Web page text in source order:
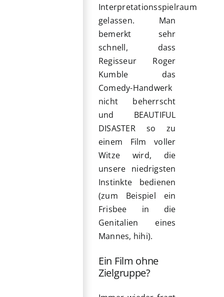
Interpretationsspielraum
gelassen. Man
bemerkt sehr
schnell, dass
Regisseur Roger
Kumble das
Comedy-Handwerk
nicht beherrscht
und BEAUTIFUL
DISASTER so zu
einem Film voller
Witze wird, die
unsere niedrigsten
Instinkte bedienen
(zum Beispiel ein
Frisbee in die
Genitalien eines
Mannes, hihi).
Ein Film ohne
Zielgruppe?